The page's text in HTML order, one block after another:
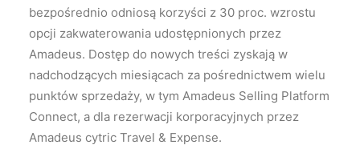
bezpośrednio odniosą korzyści z 30 proc. wzrostu
opcji zakwaterowania udostępnionych przez
Amadeus. Dostęp do nowych treści zyskają w
nadchodzących miesiącach za pośrednictwem wielu
punktów sprzedaży, w tym Amadeus Selling Platform
Connect, a dla rezerwacji korporacyjnych przez
Amadeus cytric Travel & Expense.